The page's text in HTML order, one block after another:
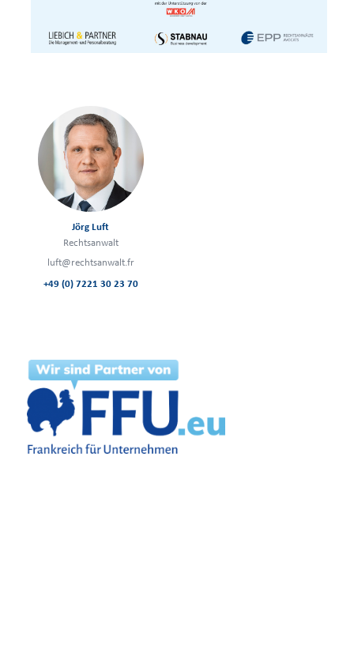
Jörg Luft
Rechtsanwalt
luft@rechtsanwalt.fr
+49 (0) 7221 30 23 70